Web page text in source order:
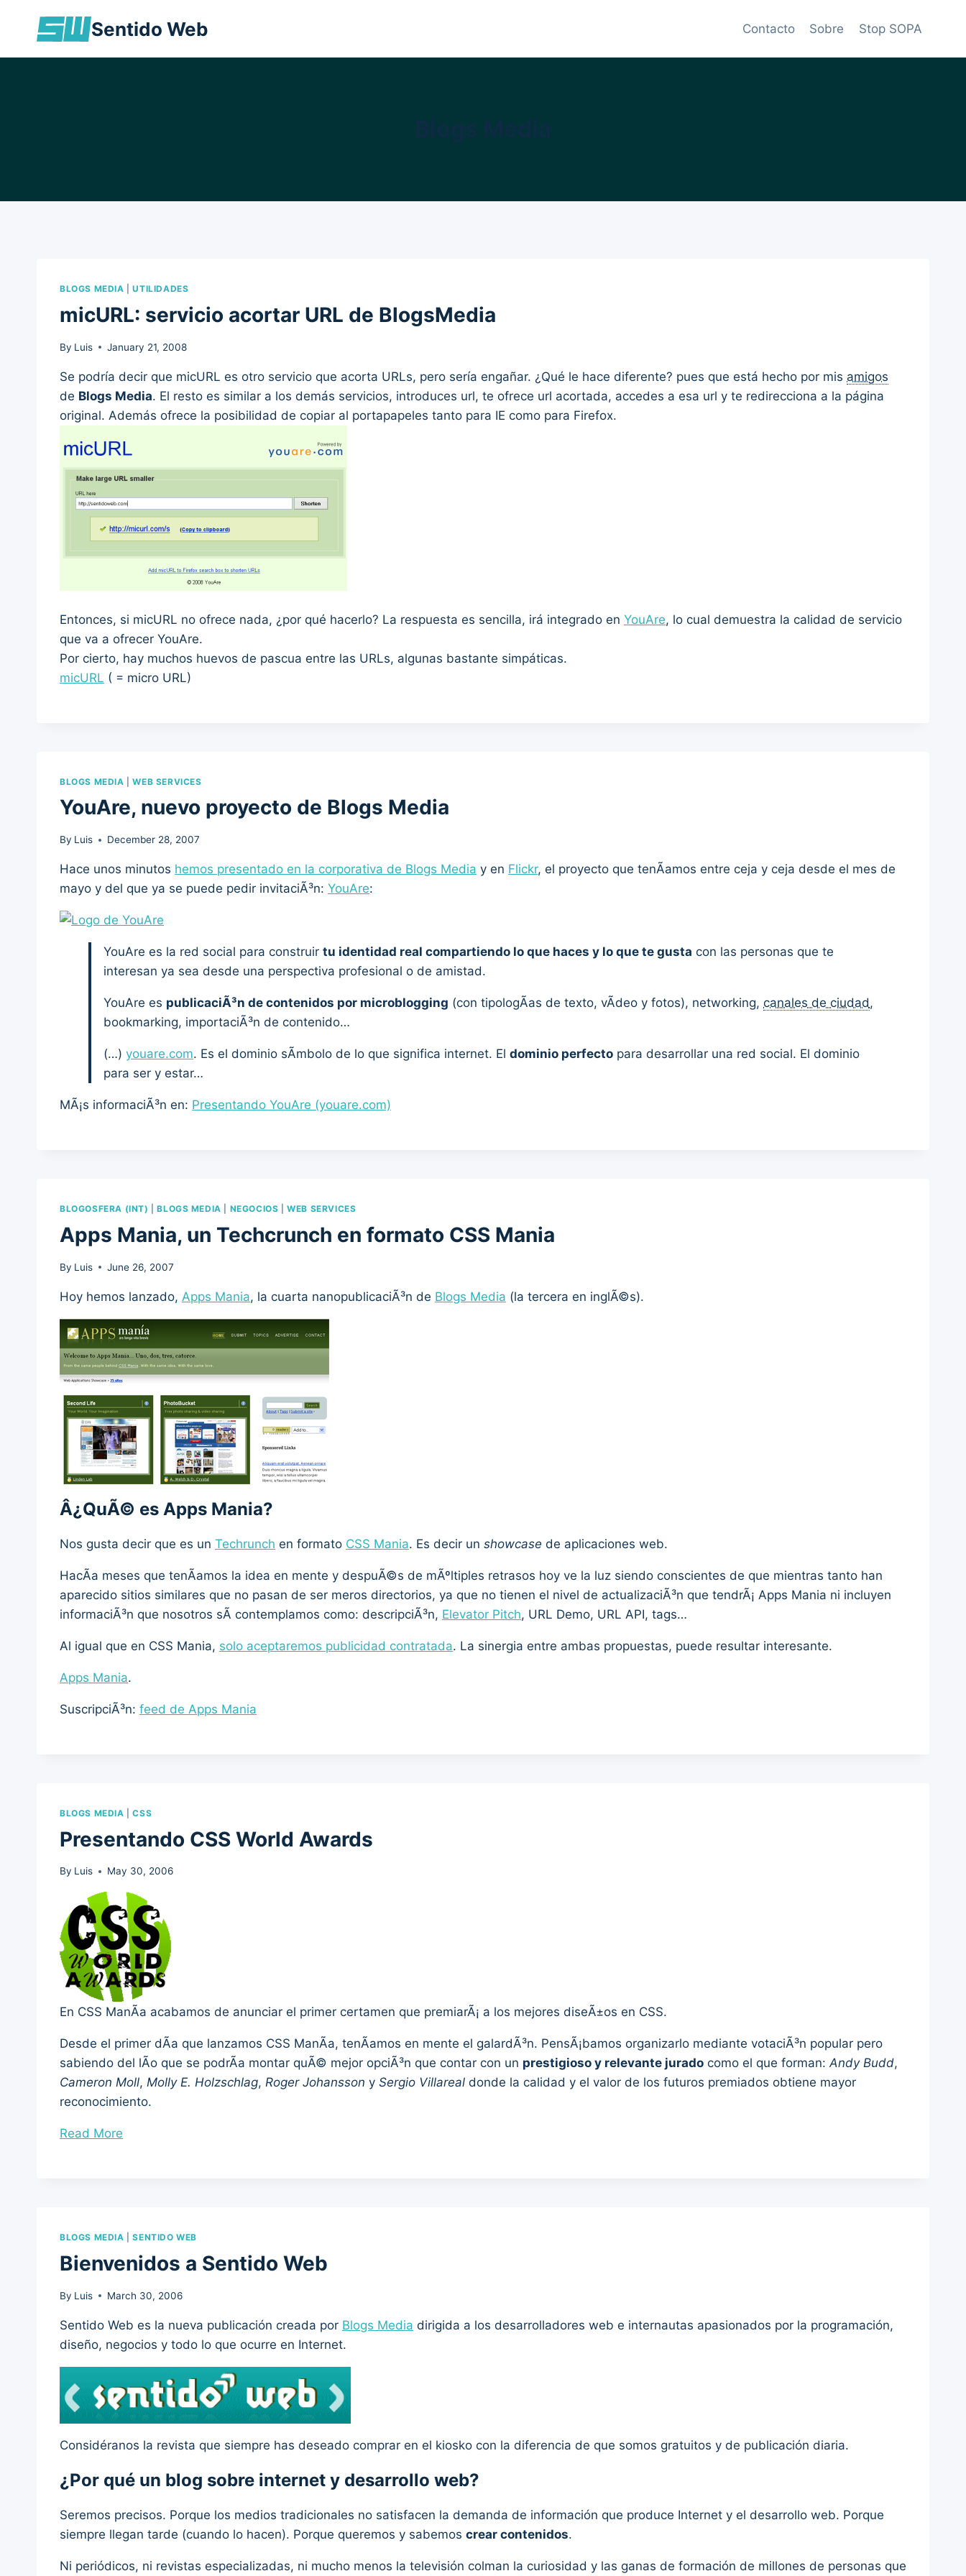
Sentido Web Contacto Sobre Stop SOPA
BLOGS MEDIA |UTILIDADES
micURL: servicio acortar URL de BlogsMedia
By Luis January 21, 2008
Se podría decir que micURL es otro servicio que acorta URLs, pero sería engañar. ¿Qué le hace diferente? pues que está hecho por mis amigos
de Blogs Media. El resto es similar a los demás servicios, introduces url, te ofrece url acortada, accedes a esa url y te redirecciona a la página
original. Además ofrece la posibilidad de copiar al portapapeles tanto para IE como para Firefox.
Entonces, si micURL no ofrece nada, ¿por qué hacerlo? La respuesta es sencilla, irá integrado en YouAre, lo cual demuestra la calidad de servicio
que va a ofrecer YouAre.
Por cierto, hay muchos huevos de pascua entre las URLs, algunas bastante simpáticas.
micURL ( = micro URL)
BLOGS MEDIA |WEB SERVICES
YouAre, nuevo proyecto de Blogs Media
By Luis December 28, 2007
Hace unos minutos hemos presentado en la corporativa de Blogs Media y en Flickr, el proyecto que tenÃ­amos entre ceja y ceja desde el mes de
mayo y del que ya se puede pedir invitaciÃ³n: YouAre:
YouAre es la red social para construir tu identidad real compartiendo lo que haces y lo que te gusta con las personas que te
interesan ya sea desde una perspectiva profesional o de amistad.
YouAre es publicaciÃ³n de contenidos por microblogging (con tipologÃ­as de texto, vÃ­deo y fotos), networking, canales de ciudad,
bookmarking, importaciÃ³n de contenido…
(…) youare.com. Es el dominio sÃ­mbolo de lo que significa internet. El dominio perfecto para desarrollar una red social. El dominio
para ser y estar…
MÃ¡s informaciÃ³n en: Presentando YouAre (youare.com)
BLOGOSFERA (INT) |BLOGS MEDIA NEGOCIOS |WEB SERVICES
Apps Mania, un Techcrunch en formato CSS Mania
By Luis June 26, 2007
Hoy hemos lanzado, Apps Mania, la cuarta nanopublicaciÃ³n de Blogs Media (la tercera en inglÃ©s).
Â¿QuÃ© es Apps Mania?
Nos gusta decir que es un Techrunch en formato CSS Mania. Es decir un showcase de aplicaciones web.
HacÃ­a meses que tenÃ­amos la idea en mente y despuÃ©s de mÃºltiples retrasos hoy ve la luz siendo conscientes de que mientras tanto han
aparecido sitios similares que no pasan de ser meros directorios, ya que no tienen el nivel de actualizaciÃ³n que tendrÃ¡ Apps Mania ni incluyen
informaciÃ³n que nosotros sÃ­ contemplamos como: descripciÃ³n, Elevator Pitch, URL Demo, URL API, tags…
Al igual que en CSS Mania, solo aceptaremos publicidad contratada. La sinergia entre ambas propuestas, puede resultar interesante.
Apps Mania.
SuscripciÃ³n: feed de Apps Mania
BLOGS MEDIA |CSS
Presentando CSS World Awards
By Luis May 30, 2006
En CSS ManÃ­a acabamos de anunciar el primer certamen que premiarÃ¡ a los mejores diseÃ±os en CSS.
Desde el primer dÃ­a que lanzamos CSS ManÃ­a, tenÃ­amos en mente el galardÃ³n. PensÃ¡bamos organizarlo mediante votaciÃ³n popular pero
sabiendo del lÃ­o que se podrÃ­a montar quÃ© mejor opciÃ³n que contar con un prestigioso y relevante jurado como el que forman:Andy Budd,
Cameron Moll, Molly E. Holzschlag, Roger Johansson y Sergio Villareal donde la calidad y el valor de los futuros premiados obtiene mayor
reconocimiento.
Read More
BLOGS MEDIA |SENTIDO WEB
Bienvenidos a Sentido Web
By Luis March 30, 2006
Sentido Web es la nueva publicación creada por Blogs Media dirigida a los desarrolladores web e internautas apasionados por la programación,
diseño, negocios y todo lo que ocurre en Internet.
Considéranos la revista que siempre has deseado comprar en el kiosko con la diferencia de que somos gratuitos y de publicación diaria.
¿Por qué un blog sobre internet y desarrollo web?
Seremos precisos. Porque los medios tradicionales no satisfacen la demanda de información que produce Internet y el desarrollo web. Porque
siempre llegan tarde (cuando lo hacen). Porque queremos y sabemos crear contenidos.
Ni periódicos, ni revistas especializadas, ni mucho menos la televisión colman la curiosidad y las ganas de formación de millones de personas que